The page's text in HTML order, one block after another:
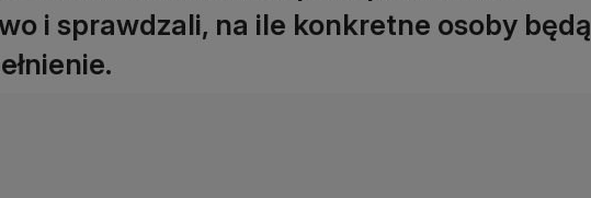
i sprawdzali, na ile konkretne osoby będą